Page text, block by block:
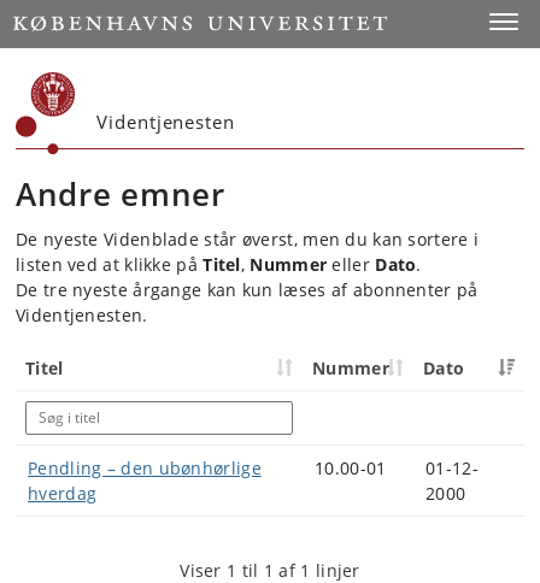
Start
Videntjenesten
Andre emner
De nyeste Videnblade står øverst, men du kan sortere i
listen ved at klikke påTitel, Nummer eller Dato.
De tre nyeste årgange kan kun læses af abonnenter på
Videntjenesten.
Titel Nummer Dato
Pendling – den ubønhørlige
hverdag
10.00-01
01-12-
2000
Viser 1 til 1 af 1 linjer